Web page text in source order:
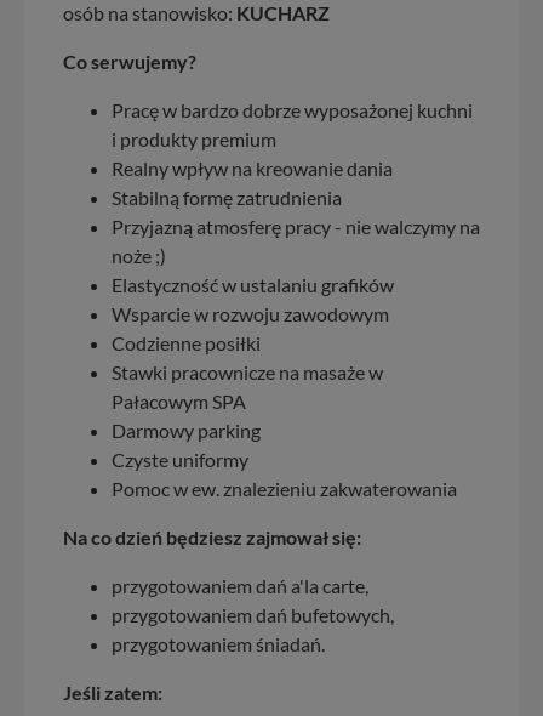
osób na stanowisko: KUCHARZ
Co serwujemy?
Pracę w bardzo dobrze wyposażonej kuchni
i produkty premium
Realny wpływ na kreowanie dania
Stabilną formę zatrudnienia
Przyjazną atmosferę pracy - nie walczymy na
noże ;)
Elastyczność w ustalaniu grafików
Wsparcie w rozwoju zawodowym
Codzienne posiłki
Stawki pracownicze na masaże w
Pałacowym SPA
Darmowy parking
Czyste uniformy
Pomoc w ew. znalezieniu zakwaterowania
Na co dzień będziesz zajmował się:
przygotowaniem dań a'la carte,
przygotowaniem dań bufetowych,
przygotowaniem śniadań.
Jeśli zatem: